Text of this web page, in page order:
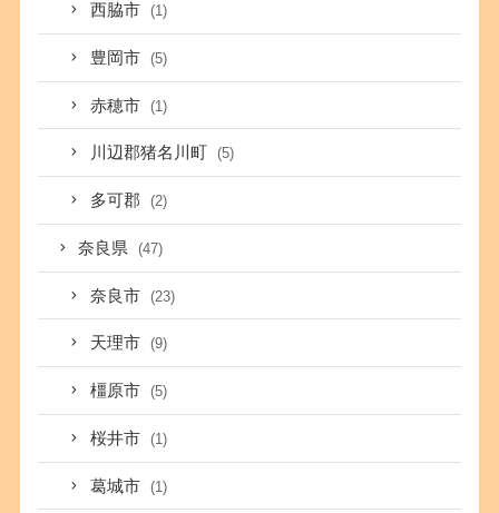
西脇市 (1)
豊岡市 (5)
赤穂市 (1)
川辺郡猪名川町 (5)
多可郡 (2)
奈良県 (47)
奈良市 (23)
天理市 (9)
橿原市 (5)
桜井市 (1)
葛城市 (1)